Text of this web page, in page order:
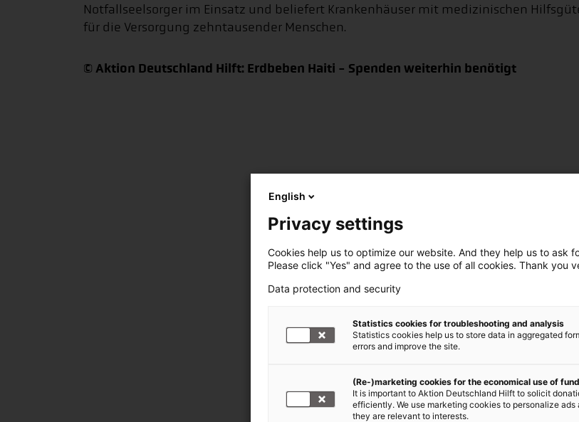
Notfallseelsorger im Einsatz und beliefert Krankenhäuser mit medizinischen
für die Versorgung zehntausender Menschen.
© Aktion Deutschland Hilft: Erdbeben Haiti - Spenden weiterhin benötigt
English
Privacy settings
Cookies help us to optimize our website. And they help us to ask
Please click "Yes" and agree to the use of all cookies. Thank you
Data protection and security
Statistics cookies for troubleshooting and analysis
Statistics cookies help us to store data in aggregated
errors and improve the site.
(Re-)marketing cookies for the economical use of
It is important to Aktion Deutschland Hilft to solicit
efficiently. We use marketing cookies to personalize
they are relevant to interests.